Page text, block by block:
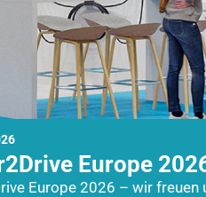
Europe
Europe 2026 – wir freuen